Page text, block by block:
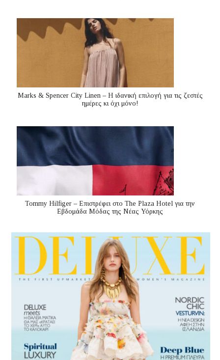
Marks & Spencer City Linen – Η ιδανική επιλογή για τις ζεστές
ημέρες κι όχι μόνο!
Tommy Hilfiger – Επιστρέφει στο The Plaza Hotel για την
Εβδομάδα Μόδας της Νέας Υόρκης